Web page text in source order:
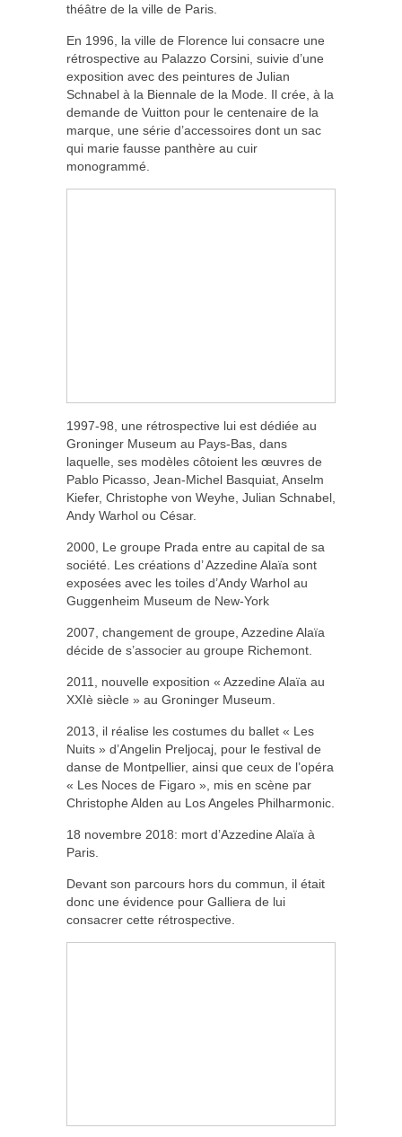
théâtre de la ville de Paris.
En 1996, la ville de Florence lui consacre une
rétrospective au Palazzo Corsini, suivie d’une
exposition avec des peintures de Julian
Schnabel à la Biennale de la Mode. Il crée, à la
demande de Vuitton pour le centenaire de la
marque, une série d’accessoires dont un sac
qui marie fausse panthère au cuir
monogrammé.
1997-98, une rétrospective lui est dédiée au
Groninger Museum au Pays-Bas, dans
laquelle, ses modèles côtoient les œuvres de
Pablo Picasso, Jean-Michel Basquiat, Anselm
Kiefer, Christophe von Weyhe, Julian Schnabel,
Andy Warhol ou César.
2000, Le groupe Prada entre au capital de sa
société. Les créations d’ Azzedine Alaïa sont
exposées avec les toiles d’Andy Warhol au
Guggenheim Museum de New-York
2007, changement de groupe, Azzedine Alaïa
décide de s’associer au groupe Richemont.
2011, nouvelle exposition « Azzedine Alaïa au
XXIè siècle » au Groninger Museum.
2013, il réalise les costumes du ballet « Les
Nuits » d’Angelin Preljocaj, pour le festival de
danse de Montpellier, ainsi que ceux de l’opéra
« Les Noces de Figaro », mis en scène par
Christophe Alden au Los Angeles Philharmonic.
18 novembre 2018: mort d’Azzedine Alaïa à
Paris.
Devant son parcours hors du commun, il était
donc une évidence pour Galliera de lui
consacrer cette rétrospective.